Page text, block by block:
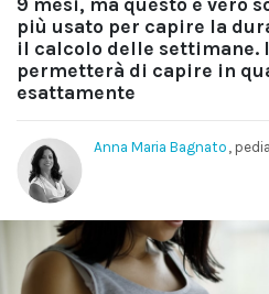
9 mesi, ma questo è vero
più usato per capire la
il calcolo delle settimane.
permetterà di capire in
esattamente
Anna Maria Bagnato ,